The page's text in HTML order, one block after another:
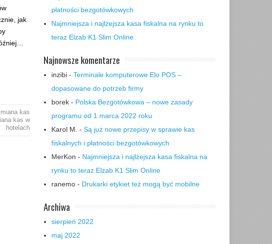
jak
kas
kas w
hotelach
płatności bezgotówkowych
Najmniejsza i najlżejsza kasa fiskalna na rynku to
teraz Elzab K1 Slim Online
Najnowsze komentarze
inzibi - Terminale komputerowe Elo POS –
dopasowane do potrzeb firmy
borek - Polska Bezgotówkowa – nowe zasady
programu od 1 marca 2022 roku
Karol M. - Są już nowe przepisy w sprawie kas
fiskalnych i płatności bezgotówkowych
MerKon - Najmniejsza i najlżejsza kasa fiskalna na
rynku to teraz Elzab K1 Slim Online
ranemo - Drukarki etykiet też mogą być mobilne
Archiwa
sierpień 2022
maj 2022